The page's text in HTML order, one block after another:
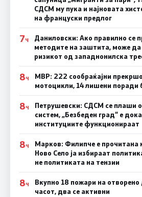
СДСМ му пука и најновата
на француски предлог
7Ч
Даниловски: Ако правилно се
методите на заштита, може
ризикот од западнонилска
8Ч
МВР: 222 сообраќајни
мотоцикли, 14 лишени поради
8Ч
Петрушевски: СДСМ се плаши
систем, „Безбеден град“ е
институциите функционираат
8Ч
Марков: Филипче е прочитана
Ново Село ја избираат
не политиката на тензии
8Ч
Вкупно 18 пожари на отворено
часот, два се активни